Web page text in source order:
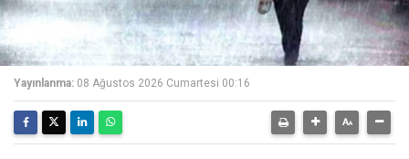
Yayınlanma: 08 Ağustos 2026 Cumartesi 00:16